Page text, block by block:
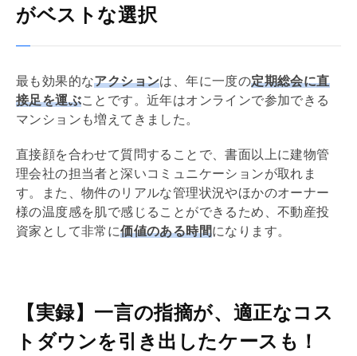
がベストな選択
最も効果的なアクションは、年に一度の定期総会に直
接足を運ぶことです。近年はオンラインで参加できる
マンションも増えてきました。
直接顔を合わせて質問することで、書面以上に建物管
理会社の担当者と深いコミュニケーションが取れま
す。また、物件のリアルな管理状況やほかのオーナー
様の温度感を肌で感じることができるため、不動産投
資家として非常に価値のある時間になります。
【実録】一言の指摘が、適正なコス
トダウンを引き出したケースも！